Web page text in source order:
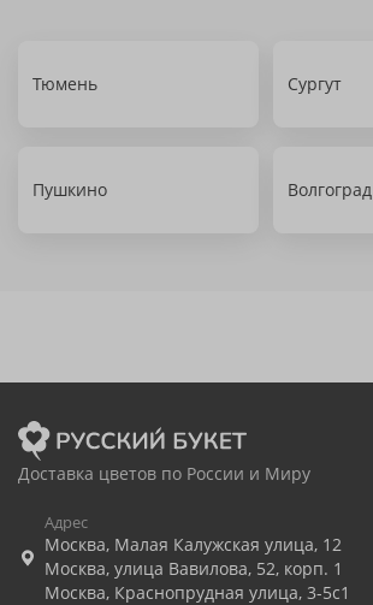
Тюмень Сургут
Пушкино Волгоград
Доставка цветов по России и Миру
Адрес
Москва, Малая Калужская улица, 12
Москва, улица Вавилова, 52, корп. 1
Москва, Краснопрудная улица, 3-5с1